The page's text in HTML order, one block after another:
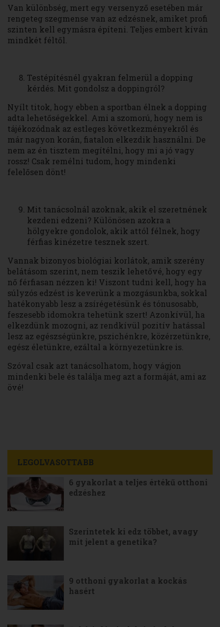
Van különbség, mert egy versenyző esetében már
rengeteg szegmense van az edzésnek, amiket profi
szinten kell egymásra építeni. Teljes embert kíván
mindkét féltől.
Testépítésnél gyakran felmerül a dopping
kérdés. Mit gondolsz a doppingról?
Nyílt titok, hogy ebben a sportban élnek a dopping
adta lehetőségekkel. Ami a szomorú, hogy nem is
tájékozódnak az estleges következményekről és
már nagyon korán, fiatalon elkezdik használni. De
nem az én tisztem megítélni, hogy mi a jó vagy
rossz! Csak remélni tudom, hogy mindenki
felelősen dönt!
Mit tanácsolnál azoknak, akik el szeretnének
kezdeni edzeni? Különösen azokra a
hölgyekre gondolok, akik attól félnek, hogy
férfias kinézetre tesznek szert.
Vannak bizonyos biológiai korlátok, amik szerény
belátásom szerint, nem teszik lehetővé, hogy egy
nő férfiasan nézzen ki! Viszont tudni kell, hogy ha
súlyzós edzést is keverünk a mozgásunkba, sokkal
hatékonyabb lesz a zsírégetésünk és tónusosabb,
feszesebb idomokra tehetünk szert! Azonkívül, ha
elkezdünk mozogni, az rendkívül pozitív hatással
lesz az egészségünkre, pszichénkre, közérzetünkre,
egész életünkre, ezáltal a környezetünkre is.
Szóval csak azt tanácsolhatom, hogy vágjon
mindenki bele és találja meg azt a formáját, ami az
övé!
LEGOLVASOTTABB
6 gyakorlat a teljes értékű otthoni
edzéshez
Szerintetek ki edz többet, avagy
mit jelent a genetika?
9 otthoni gyakorlat a kockás
hasért